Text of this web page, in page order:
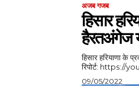
अजब गजब
हिसार
हैरतअंगेज
हिसार हरियाणा के
09/05/2022